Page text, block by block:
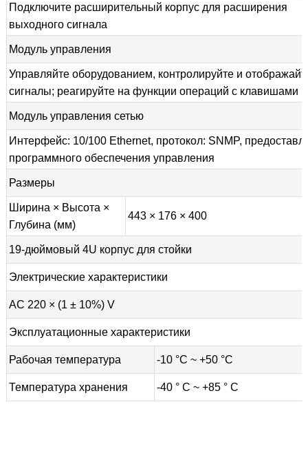
Подключите расширительный корпус для расширения
выходного сигнала
Модуль управления
Управляйте оборудованием, контролируйте и
сигналы; реагируйте на функции операций с клавишами
Модуль управления сетью
Интерфейс: 10/100 Ethernet, протокол: SNMP,
программного обеспечения управления
Размеры
Ширина × Высота ×
Глубина (мм)
443 × 176 × 400
19-дюймовый 4U корпус для стойки
Электрические характеристики
AC 220 × (1 ± 10%) V
Эксплуатационные характеристики
Рабочая температура -10 °C ~ +50 °C
Температура хранения -40 ° C ~ +85 ° C